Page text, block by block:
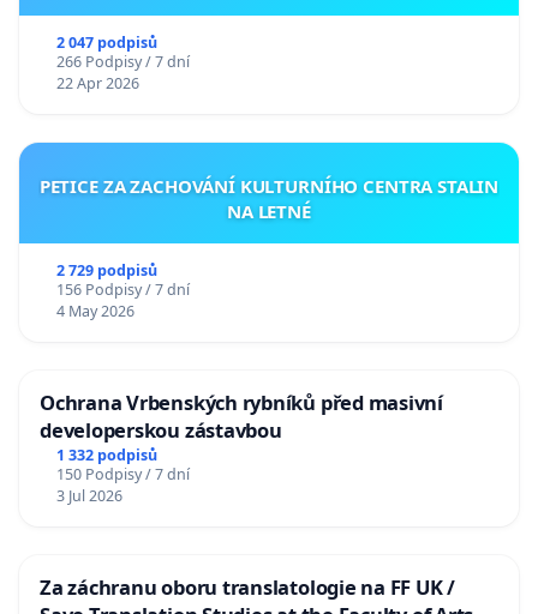
2 047 podpisů
266 Podpisy / 7 dní
22 Apr 2026
PETICE ZA ZACHOVÁNÍ KULTURNÍHO CENTRA STALIN
NA LETNÉ
2 729 podpisů
156 Podpisy / 7 dní
4 May 2026
Ochrana Vrbenských rybníků před masivní
developerskou zástavbou
1 332 podpisů
150 Podpisy / 7 dní
3 Jul 2026
Za záchranu oboru translatologie na FF UK /